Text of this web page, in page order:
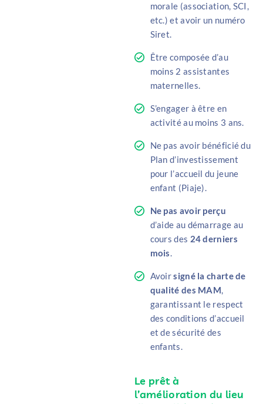
morale (association, SCI,
etc.) et avoir un numéro
Siret.
Être composée d’au
moins 2 assistantes
maternelles.
S’engager à être en
activité au moins 3 ans.
Ne pas avoir bénéficié du
Plan d’investissement
pour l’accueil du jeune
enfant (Piaje).
Ne pas avoir perçu
d’aide au démarrage au
cours des 24 derniers
mois.
Avoirsigné la charte de
qualité des MAM,
garantissant le respect
des conditions d’accueil
et de sécurité des
enfants.
Le prêt à
l’amélioration du lieu